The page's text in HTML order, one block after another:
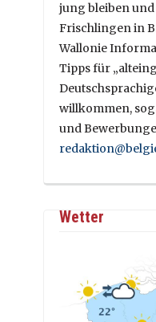
jung bleiben
Frischlingen in
Wallonie
Tipps für
willkommen,
und
Wetter